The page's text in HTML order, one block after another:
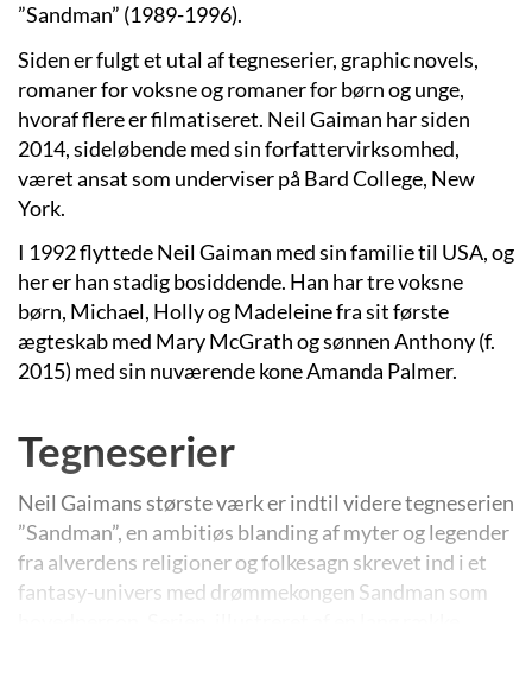
”Sandman” (1989-1996).
Siden er fulgt et utal af tegneserier, graphic novels,
romaner for voksne og romaner for børn og unge,
hvoraf flere er filmatiseret. Neil Gaiman har siden
2014, sideløbende med sin forfattervirksomhed,
været ansat som underviser på Bard College, New
York.
I 1992 flyttede Neil Gaiman med sin familie til USA, og
her er han stadig bosiddende. Han har tre voksne
børn, Michael, Holly og Madeleine fra sit første
ægteskab med Mary McGrath og sønnen Anthony (f.
2015) med sin nuværende kone Amanda Palmer.
Tegneserier
Neil Gaimans største værk er indtil videre tegneserien
”Sandman”, en ambitiøs blanding af myter og legender
fra alverdens religioner og folkesagn skrevet ind i et
fantasy-univers med drømmekongen Sandman som